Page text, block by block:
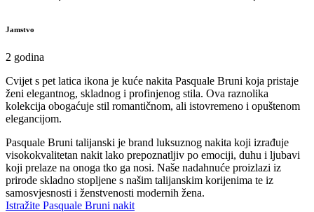
Jamstvo
2 godina
Cvijet s pet latica ikona je kuće nakita Pasquale Bruni koja pristaje
ženi elegantnog, skladnog i profinjenog stila. Ova raznolika
kolekcija obogaćuje stil romantičnom, ali istovremeno i opuštenom
elegancijom.
Pasquale Bruni talijanski je brand luksuznog nakita koji izrađuje
visokokvalitetan nakit lako prepoznatljiv po emociji, duhu i ljubavi
koji prelaze na onoga tko ga nosi. Naše nadahnuće proizlazi iz
prirode skladno stopljene s našim talijanskim korijenima te iz
samosvjesnosti i ženstvenosti modernih žena.
Istražite Pasquale Bruni nakit